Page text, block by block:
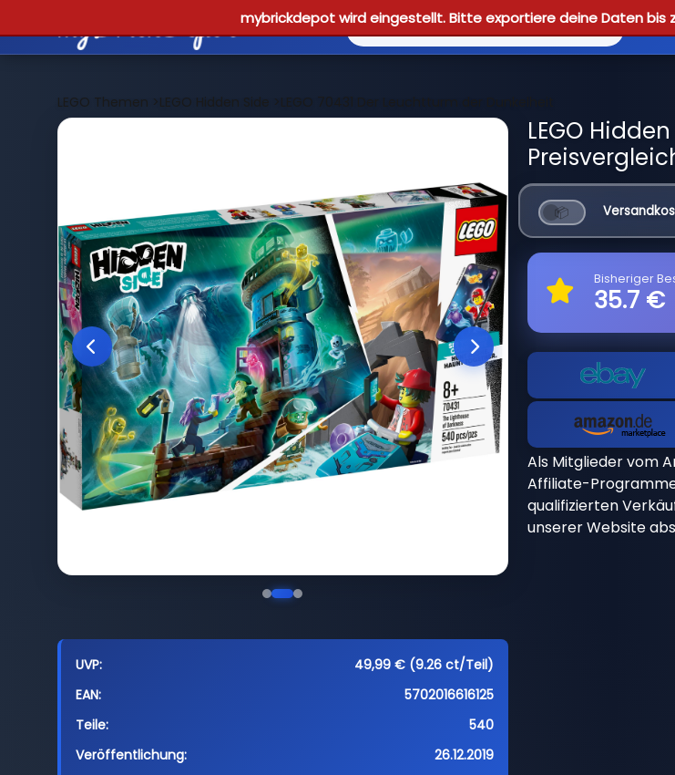
mybrickdepot wird eingestellt. Bitte exportiere deine Daten bis
LEGO Themen >LEGO Hidden Side >LEGO 70431 Der Leuchtturm der Dunkelheit
UVP:
49,99 € (9.26 ct/Teil)
EAN:
5702016616125
Teile:
540
Veröffentlichung:
26.12.2019
LEGO
Bisheriger
35.7 €
Als Mitglieder vom
Affiliate-
qualifizierten
unserer Website